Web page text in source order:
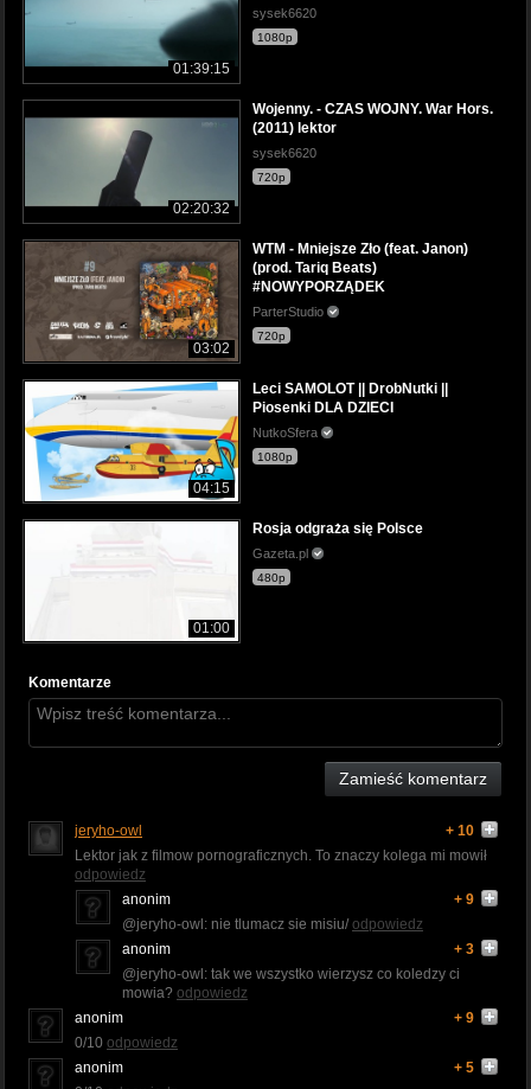
01:39:15
sysek6620
1080p
02:20:32
Wojenny. - CZAS WOJNY. War Hors.
(2011) lektor
sysek6620
720p
03:02
WTM - Mniejsze Zło (feat. Janon)
(prod. Tariq Beats)
#NOWYPORZĄDEK
ParterStudio
720p
04:15
Leci SAMOLOT || DrobNutki ||
Piosenki DLA DZIECI
NutkoSfera
1080p
01:00
Rosja odgraża się Polsce
Gazeta.pl
480p
Komentarze
Zamieść komentarz
jeryho-owl
+ 10
Lektor jak z filmow pornograficznych. To znaczy kolega mi mowił
odpowiedz
anonim
+ 9
@jeryho-owl: nie tlumacz sie misiu/ odpowiedz
anonim
+ 3
@jeryho-owl: tak we wszystko wierzysz co koledzy ci
mowia? odpowiedz
anonim
+ 9
0/10 odpowiedz
anonim
+ 5